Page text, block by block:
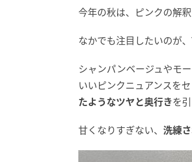
今年の秋は、ピンクの解
なかでも注目したいのが、
シャンパンベージュやモ
いいピンクニュアンスを
たようなツヤと奥行きを
甘くなりすぎない、 洗練